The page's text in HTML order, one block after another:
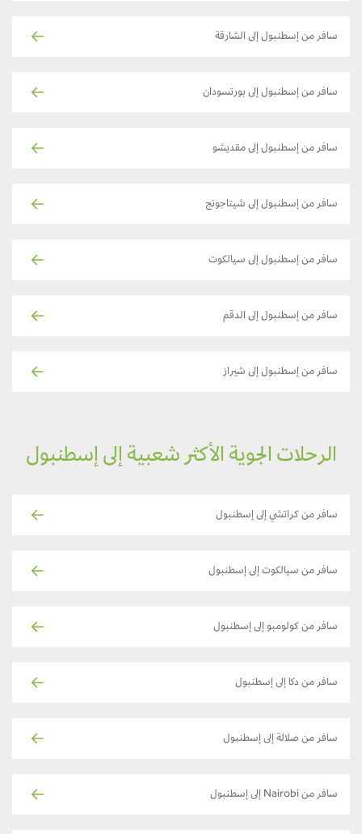
سافر من إسطنبول إلى الشارقة
سافر من إسطنبول إلى بورتسودان
سافر من إسطنبول إلى مقديشو
سافر من إسطنبول إلى شيتاجونج
سافر من إسطنبول إلى سيالكوت
سافر من إسطنبول إلى الدقم
سافر من إسطنبول إلى شيراز
الرحلات الجوية الأكثر شعبية إلى إسطنبول
سافر من كراتشي إلى إسطنبول
سافر من سيالكوت إلى إسطنبول
سافر من كولومبو إلى إسطنبول
سافر من دكا إلى إسطنبول
سافر من صلالة إلى إسطنبول
سافر من Nairobi إلى إسطنبول